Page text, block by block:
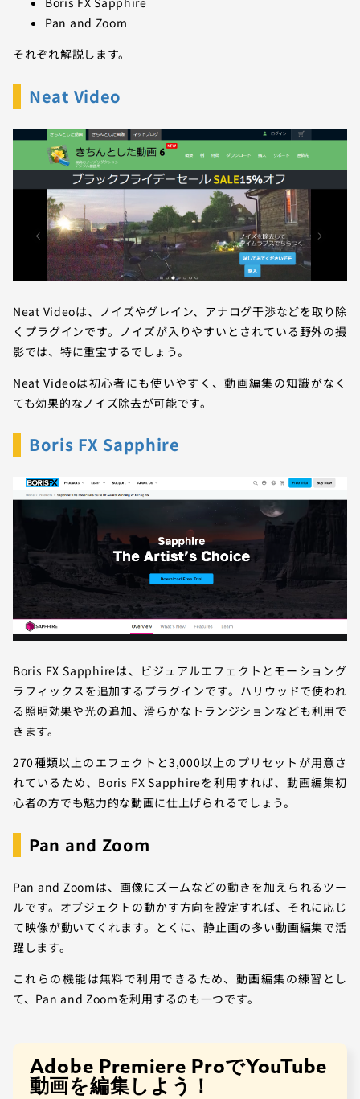
Pan and Zoom
それぞれ解説します。
Neat Video
Neat Videoは、ノイズやグレイン、アナログ干渉などを取り除
くプラグインです。ノイズが入りやすいとされている野外の撮
影では、特に重宝するでしょう。
Neat Videoは初心者にも使いやすく、動画編集の知識がなく
ても効果的なノイズ除去が可能です。
Boris FX Sapphire
Boris FX Sapphireは、ビジュアルエフェクトとモーショング
ラフィックスを追加するプラグインです。ハリウッドで使われ
る照明効果や光の追加、滑らかなトランジションなども利用で
きます。
270種類以上のエフェクトと3,000以上のプリセットが用意さ
れているため、Boris FX Sapphireを利用すれば、動画編集初
心者の方でも魅力的な動画に仕上げられるでしょう。
Pan and Zoom
Pan and Zoomは、画像にズームなどの動きを加えられるツー
ルです。オブジェクトの動かす方向を設定すれば、それに応じ
て映像が動いてくれます。とくに、静止画の多い動画編集で活
躍します。
これらの機能は無料で利用できるため、動画編集の練習とし
て、Pan and Zoomを利用するのも一つです。
Adobe Premiere ProでYouTube
動画を編集しよう！